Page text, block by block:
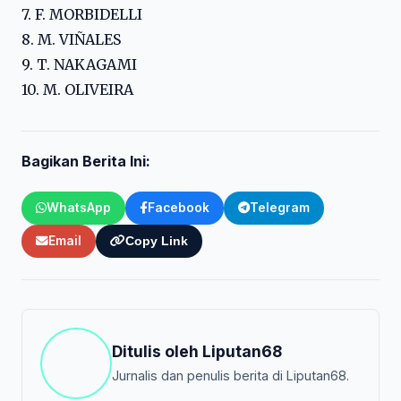
7. F. MORBIDELLI
8. M. VIÑALES
9. T. NAKAGAMI
10. M. OLIVEIRA
Bagikan Berita Ini:
WhatsApp Facebook Telegram
Email Copy Link
Ditulis oleh Liputan68
Jurnalis dan penulis berita di Liputan68.